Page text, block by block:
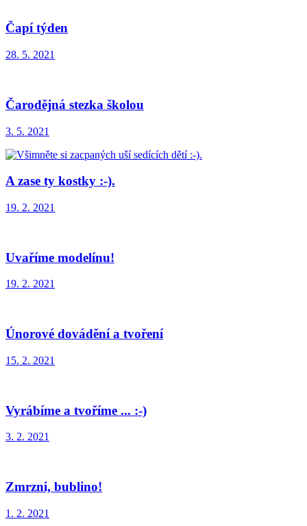
Čapí týden
28. 5. 2021
Čarodějná stezka školou
3. 5. 2021
A zase ty kostky :-).
19. 2. 2021
Uvaříme modelínu!
19. 2. 2021
Únorové dovádění a tvoření
15. 2. 2021
Vyrábíme a tvoříme ... :-)
3. 2. 2021
Zmrzni, bublino!
1. 2. 2021